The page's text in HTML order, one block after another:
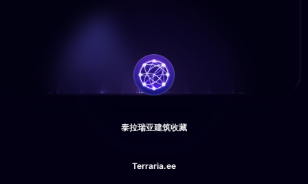
泰拉瑞亚建筑收藏
Terraria.ee